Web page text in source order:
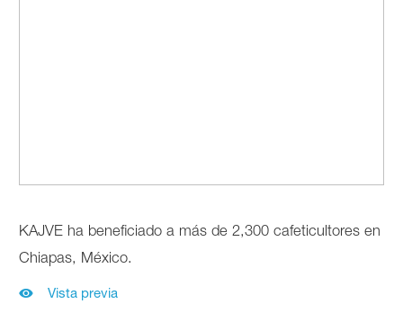
KAJVE ha beneficiado a más de 2,300 cafeticultores en
Chiapas, México.
Vista previa